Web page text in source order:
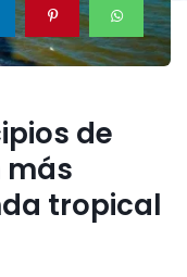
de
más
tropical